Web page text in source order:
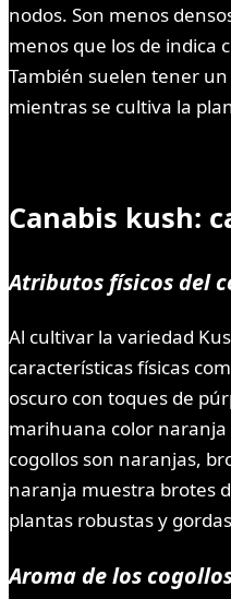
nodos. Son menos
menos que los de indica
También suelen tener
mientras se cultiva la
Canabis kush:
Atributos físicos del
Al cultivar la variedad
características físicas
oscuro con toques de
marihuana color naranja
cogollos son naranjas,
naranja muestra brotes
plantas robustas y
Aroma de los